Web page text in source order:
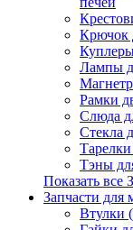
Крючок
Лампы
Рамки
Слюда
Стекла
Тэны
Показать все
Запчасти для
Втулки